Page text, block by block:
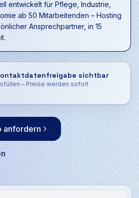
entwickelt für Pflege, Industrie,
ab 50 Mitarbeitenden – Hosting
Ansprechpartner, in 15
sichtbar
– Preise werden sofort
anfordern